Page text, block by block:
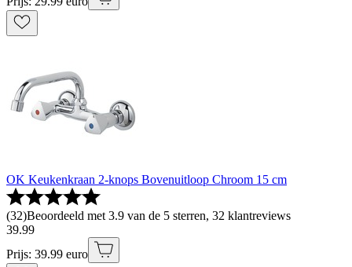
OK Keukenkraan 2-knops Bovenuitloop Chroom 15 cm
(32)Beoordeeld met 3.9 van de 5 sterren, 32 klantreviews
39.99
Prijs: 39.99 euro